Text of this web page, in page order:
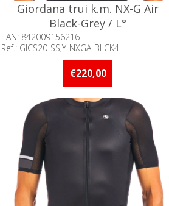
Giordana trui k.m. NX-G Air
Black-Grey / L°
EAN: 842009156216
Ref.: GICS20-SSJY-NXGA-BLCK4
Beschikbaarheid:: Minder dan 5 stuks
€220,00